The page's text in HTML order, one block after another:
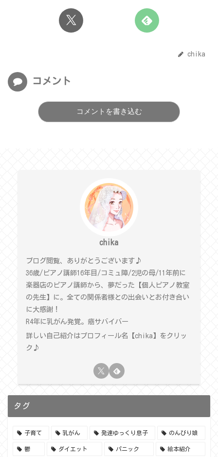
chika
コメント
コメントを書き込む
chika
ブログ閲覧、ありがとうございます♪
36歳/ピアノ講師16年目/コミュ障/2児の母/11年前に
楽器店のピアノ講師から、夢だった【個人ピアノ教室
の先生】に。全ての関係者様との出会いとお付き合い
に大感謝！
R4年に乳がん発覚。癌サバイバー
詳しい自己紹介はプロフィール名【chika】をクリッ
ク♪
タグ
子育て 乳がん 発達ゆっくり息子 のんびり娘
鬱 ダイエット パニック 絵本紹介